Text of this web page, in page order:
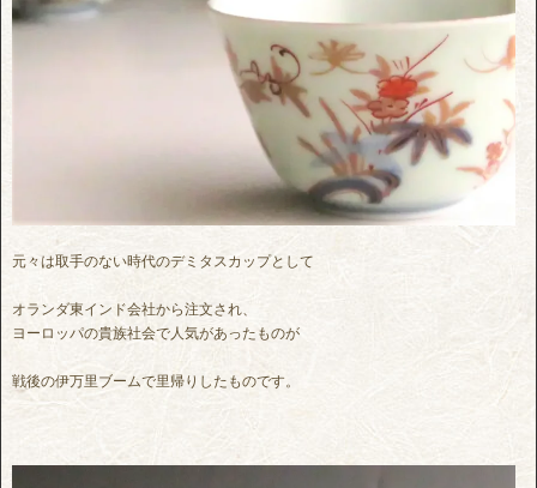
元々は取手のない時代のデミタスカップとして
オランダ東インド会社から注文され、
ヨーロッパの貴族社会で人気があったものが
戦後の伊万里ブームで里帰りしたものです。